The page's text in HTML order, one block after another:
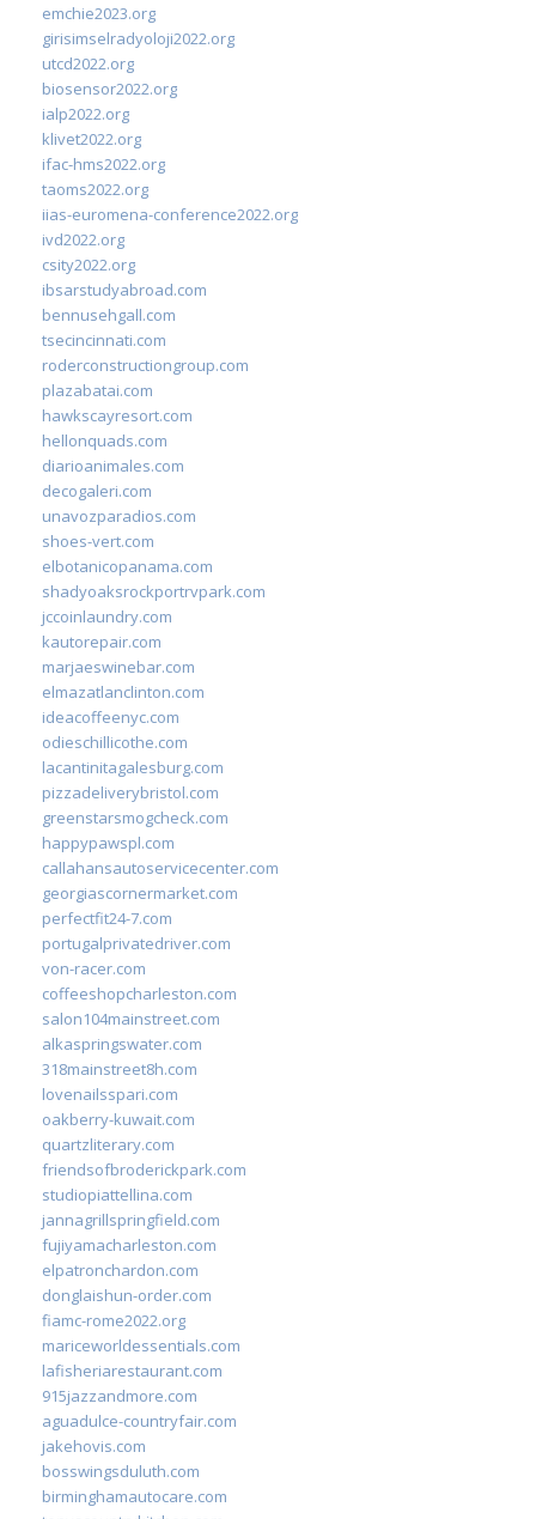
emchie2023.org
girisimselradyoloji2022.org
utcd2022.org
biosensor2022.org
ialp2022.org
klivet2022.org
ifac-hms2022.org
taoms2022.org
iias-euromena-conference2022.org
ivd2022.org
csity2022.org
ibsarstudyabroad.com
bennusehgall.com
tsecincinnati.com
roderconstructiongroup.com
plazabatai.com
hawkscayresort.com
hellonquads.com
diarioanimales.com
decogaleri.com
unavozparadios.com
shoes-vert.com
elbotanicopanama.com
shadyoaksrockportrvpark.com
jccoinlaundry.com
kautorepair.com
marjaeswinebar.com
elmazatlanclinton.com
ideacoffeenyc.com
odieschillicothe.com
lacantinitagalesburg.com
pizzadeliverybristol.com
greenstarsmogcheck.com
happypawspl.com
callahansautoservicecenter.com
georgiascornermarket.com
perfectfit24-7.com
portugalprivatedriver.com
von-racer.com
coffeeshopcharleston.com
salon104mainstreet.com
alkaspringswater.com
318mainstreet8h.com
lovenailsspari.com
oakberry-kuwait.com
quartzliterary.com
friendsofbroderickpark.com
studiopiattellina.com
jannagrillspringfield.com
fujiyamacharleston.com
elpatronchardon.com
donglaishun-order.com
fiamc-rome2022.org
mariceworldessentials.com
lafisheriarestaurant.com
915jazzandmore.com
aguadulce-countryfair.com
jakehovis.com
bosswingsduluth.com
birminghamautocare.com